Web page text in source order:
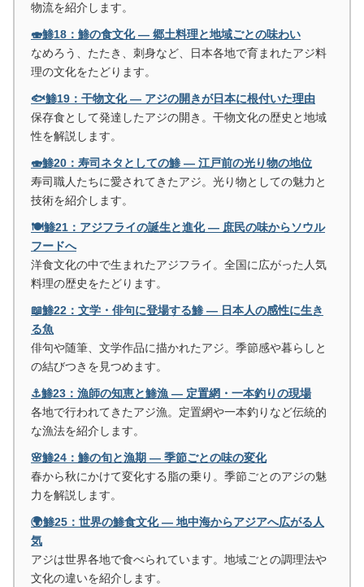
物流を紹介します。
🍣鯵18：鯵の食文化 ― 郷土料理と地域ごとの味わい
なめろう、たたき、刺身など、日本各地で育まれたアジ料
理の文化をたどります。
🐟鯵19：干物文化 ― アジの開きが日本に根付いた理由
保存食として発達したアジの開き。干物文化の歴史と地域
性を解説します。
🍣鯵20：寿司ネタとしての鯵 ― 江戸前の光り物の地位
寿司職人たちに愛されてきたアジ。光り物としての魅力と
技術を紹介します。
🍽️鯵21：アジフライの誕生と進化 ― 庶民の味からソウル
フードへ
洋食文化の中で生まれたアジフライ。全国に広がった人気
料理の歴史をたどります。
📖鯵22：文学・俳句に登場する鯵 ― 日本人の感性に生き
る魚
俳句や随筆、文学作品に描かれたアジ。季節感や暮らしと
の結びつきを見つめます。
⚓鯵23：漁師の知恵と鯵漁 ― 定置網・一本釣りの現場
各地で行われてきたアジ漁。定置網や一本釣りなど伝統的
な漁法を紹介します。
🌸鯵24：鯵の旬と漁期 ― 季節ごとの味の変化
春から秋にかけて変化する脂の乗り。季節ごとのアジの魅
力を解説します。
🌍鯵25：世界の鯵食文化 ― 地中海からアジアへ広がる人
気
アジは世界各地で食べられています。地域ごとの調理法や
文化の違いを紹介します。